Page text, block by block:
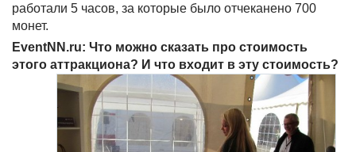
работали 5 часов, за которые было отчеканено 700
монет.
EventNN.ru: Что можно сказать про стоимость
этого аттракциона? И что входит в эту стоимость?